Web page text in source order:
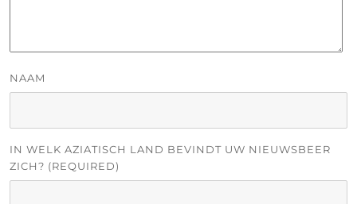
NAAM
IN WELK AZIATISCH LAND BEVINDT UW NIEUWSBEER
ZICH? (REQUIRED)